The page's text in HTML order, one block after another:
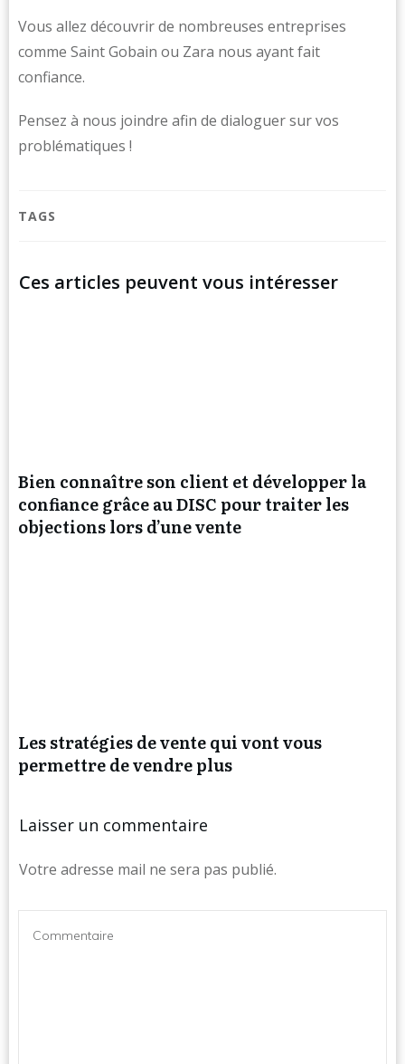
Vous allez découvrir de nombreuses entreprises
comme Saint Gobain ou Zara nous ayant fait
confiance.
Pensez à nous joindre afin de dialoguer sur vos
problématiques !
TAGS
Ces articles peuvent vous intéresser
Bien connaître son client et développer la
confiance grâce au DISC pour traiter les
objections lors d’une vente
Les stratégies de vente qui vont vous
permettre de vendre plus
Laisser un commentaire
Votre adresse mail ne sera pas publié.